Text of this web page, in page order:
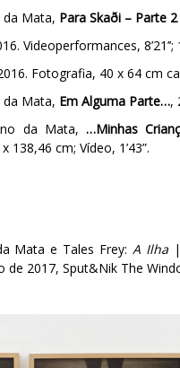
da Mata, Para Skaði – Parte 2
Videoperformances, 8’21’’;
Fotografia, 40 x 64 cm
da Mata, Em Alguma Parte…,
da Mata,…Minhas
cm; Vídeo, 1’43”.
Mata e Tales Frey: A Ilha|
de 2017, Sput&Nik The